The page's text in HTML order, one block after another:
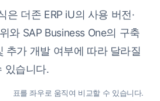
은 더존 ERP iU의 사용 버전·
와 SAP Business One의 구축
추가 개발 여부에 따라 달라질
있습니다.
표를 좌우로 움직여 비교할 수 있습니다.